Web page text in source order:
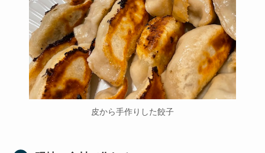
皮から手作りした餃子